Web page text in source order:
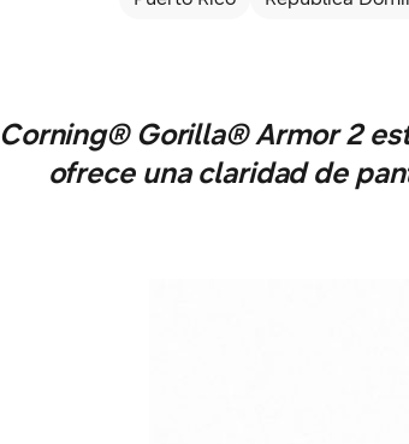
Corning® Gorilla® Armor 2
ofrece una claridad de